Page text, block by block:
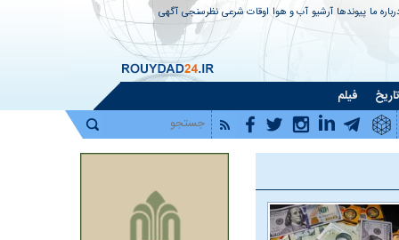
ما پیوندها آرشیو آب و هوا اوقات شرعی نظرسنجی آگهی
تاریخ فیلم